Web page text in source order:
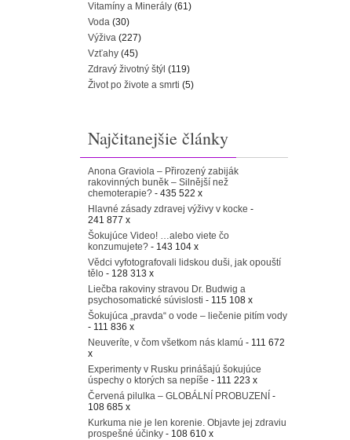
Vitamíny a Minerály (61)
Voda (30)
Výživa (227)
Vzťahy (45)
Zdravý životný štýl (119)
Život po živote a smrti (5)
Najčitanejšie články
Anona Graviola – Přirozený zabiják
rakovinných buněk – Silnější než
chemoterapie? - 435 522 x
Hlavné zásady zdravej výživy v kocke -
241 877 x
Šokujúce Video! …alebo viete čo
konzumujete? - 143 104 x
Vědci vyfotografovali lidskou duši, jak opouští
tělo - 128 313 x
Liečba rakoviny stravou Dr. Budwig a
psychosomatické súvislosti - 115 108 x
Šokujúca „pravda“ o vode – liečenie pitím vody
- 111 836 x
Neuveríte, v čom všetkom nás klamú - 111 672
x
Experimenty v Rusku prinášajú šokujúce
úspechy o ktorých sa nepíše - 111 223 x
Červená pilulka – GLOBÁLNÍ PROBUZENÍ -
108 685 x
Kurkuma nie je len korenie. Objavte jej zdraviu
prospešné účinky - 108 610 x